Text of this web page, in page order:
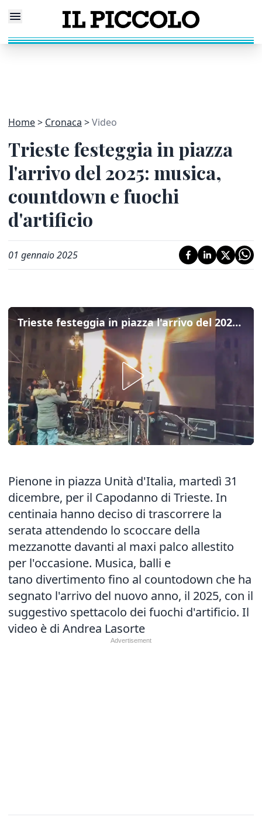
Home Cronaca Video
Trieste festeggia in piazza
l'arrivo del 2025: musica,
countdown e fuochi
d'artificio
01 gennaio 2025
Trieste festeggia in piazza l'arrivo del 2025: musica, countdown e fuochi d'artificio
Pienone in piazza Unità d'Italia, martedì 31
dicembre, per il Capodanno di Trieste. In
centinaia hanno deciso di trascorrere la
serata attendendo lo scoccare della
mezzanotte davanti al maxi palco allestito
per l'occasione. Musica, balli e
tano divertimento fino al countodown che ha
segnato l'arrivo del nuovo anno, il 2025, con il
suggestivo spettacolo dei fuochi d'artificio. Il
video è di Andrea Lasorte